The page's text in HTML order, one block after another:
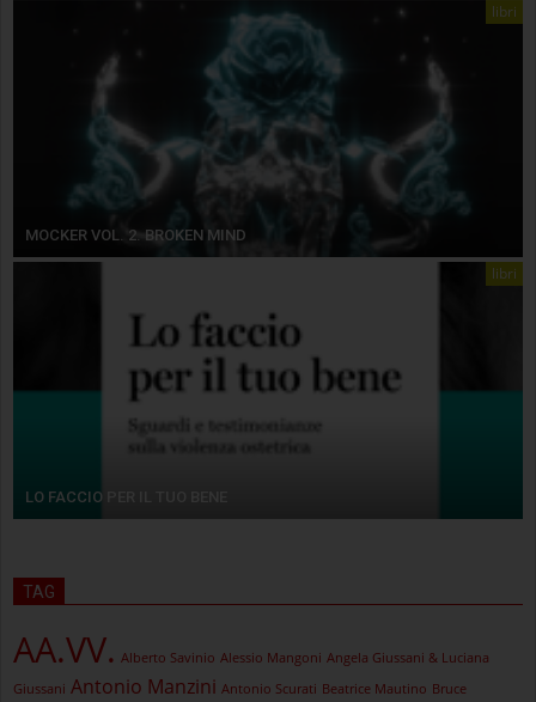
libri
MOCKER VOL. 2. BROKEN MIND
libri
LO FACCIO PER IL TUO BENE
TAG
AA.VV. Alberto Savinio Alessio Mangoni Angela Giussani & Luciana
Giussani Antonio Manzini Antonio Scurati Beatrice Mautino Bruce